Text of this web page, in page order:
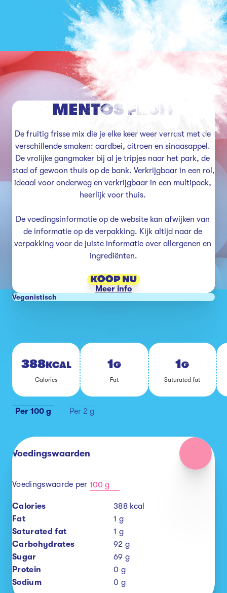
MENTOS FRUIT
De fruitig frisse mix die je elke keer weer verrast met de
verschillende smaken: aardbei, citroen en sinaasappel.
De vrolijke gangmaker bij al je tripjes naar het park, de
stad of gewoon thuis op de bank. Verkrijgbaar in een rol,
ideaal voor onderweg en verkrijgbaar in een multipack,
heerlijk voor thuis.
De voedingsinformatie op de website kan afwijken van
de informatie op de verpakking. Kijk altijd naar de
verpakking voor de juiste informatie over allergenen en
ingrediënten.
KOOP NU
Meer info
Veganistisch
388KCAL
Ca­lo­ries
1G
Fat
1G
Sa­tu­ra­ted fat
Per 100 g Per 2 g
Voedingswaarden
Voedingswaarde per 100 g
Calories 388 kcal
Fat
1 g
Saturated fat
1 g
Carbohydrates
92 g
Sugar
69 g
Protein
0 g
Sodium
0 g